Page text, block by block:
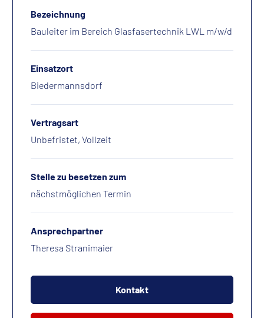
Bezeichnung
Bauleiter im Bereich Glasfasertechnik LWL m/w/d
Einsatzort
Biedermannsdorf
Vertragsart
Unbefristet, Vollzeit
Stelle zu besetzen zum
nächstmöglichen Termin
Ansprechpartner
Theresa Stranimaier
Kontakt